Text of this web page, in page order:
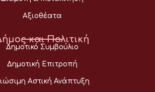
Αξιοθέατα
και Πολιτική
Δημοτικό Συμβούλιο
Δημοτική Επιτροπή
Αστική Ανάπτυξη